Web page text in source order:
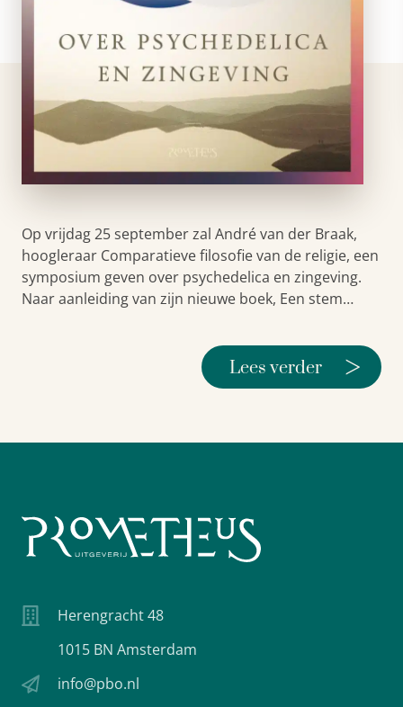
Op vrijdag 25 september zal André van der Braak,
hoogleraar Comparatieve filosofie van de religie, een
symposium geven over psychedelica en zingeving.
Naar aanleiding van zijn nieuwe boek, Een stem…
Lees verder >
Herengracht 48
1015 BN Amsterdam
info@pbo.nl